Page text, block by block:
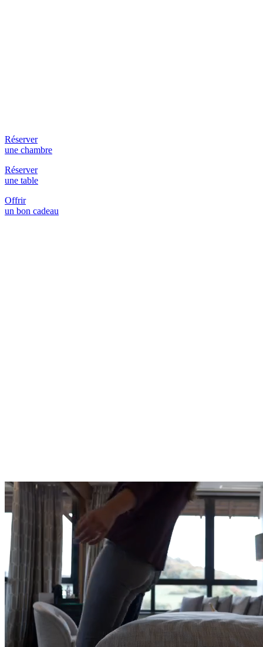
Réserver
une chambre
Réserver
une table
Offrir
un bon cadeau